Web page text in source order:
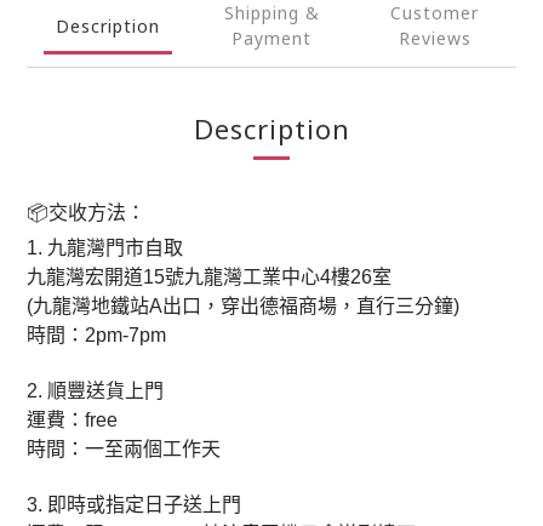
Description
Shipping &
Payment
Customer
Reviews
Description
📦交收方法：
1. 九龍灣門市自取
九龍灣宏開道15號九龍灣工業中心4樓26室
(九龍灣地鐵站A出口，穿出德福商場，直行三分鐘)
時間： 2pm-7pm
2. 順豐送貨上門
運費： free
時間：一至兩個工作天
3. 即時或指定日子送上門